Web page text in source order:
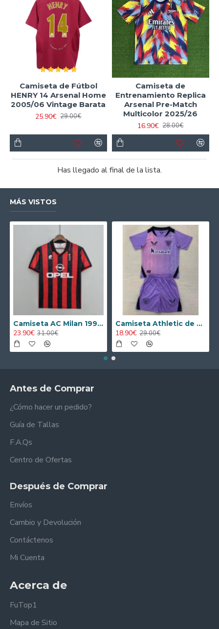
Camiseta de Fútbol
HENRY 14 Arsenal Home
2005/06 Vintage Barata
25.90€ 29.00€
Camiseta de
Entrenamiento Replica
Arsenal Pre-Match
Multicolor 2025/26
16.90€ 28.00€
Has llegado al final de la lista.
MÁS VISTOS
Camiseta AC Milan 1995/1996 Local Retro
23.90€ 31.00€
Camiseta Athletic de Bilbao 2024/2025 Alternativo Niño Kit
18.90€ 29.00€
Antes de Comprar
¿Cómo hacer un pedido?
Guía de Tallas
F.A.Qs
Centro de Ofertas
Después de Comprar
Envíos
Cambio y Devolución
Contáctenos
Mi Cuenta
Acerca de
FuTop1
Mapa de Sitio